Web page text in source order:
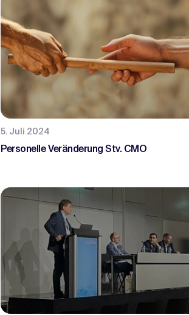
5. Juli 2024
Personelle Veränderung Stv. CMO